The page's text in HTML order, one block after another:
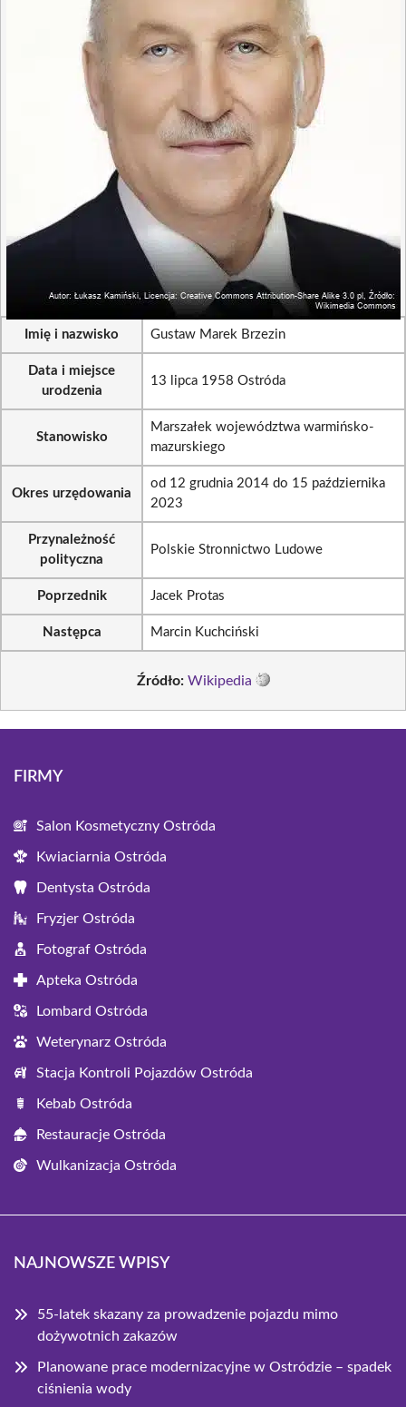
Imię i nazwisko Gustaw Marek Brzezin
Data i miejsce
urodzenia
13 lipca 1958 Ostróda
Stanowisko
Marszałek województwa warmińsko-
mazurskiego
Okres urzędowania
od 12 grudnia 2014 do 15 października
2023
Przynależność
polityczna
Polskie Stronnictwo Ludowe
Poprzednik Jacek Protas
Następca Marcin Kuchciński
Źródło: Wikipedia
FIRMY
Salon Kosmetyczny Ostróda
Kwiaciarnia Ostróda
Dentysta Ostróda
Fryzjer Ostróda
Fotograf Ostróda
Apteka Ostróda
Lombard Ostróda
Weterynarz Ostróda
Stacja Kontroli Pojazdów Ostróda
Kebab Ostróda
Restauracje Ostróda
Wulkanizacja Ostróda
NAJNOWSZE WPISY
55-latek skazany za prowadzenie pojazdu mimo
dożywotnich zakazów
Planowane prace modernizacyjne w Ostródzie – spadek
ciśnienia wody